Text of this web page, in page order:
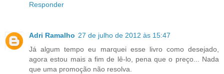
Responder
Adri Ramalho 27 de julho de 2012 às 15:47
Já algum tempo eu marquei esse livro como desejado,
agora estou mais a fim de lê-lo, pena que o preço... Nada
que uma promoção não resolva.